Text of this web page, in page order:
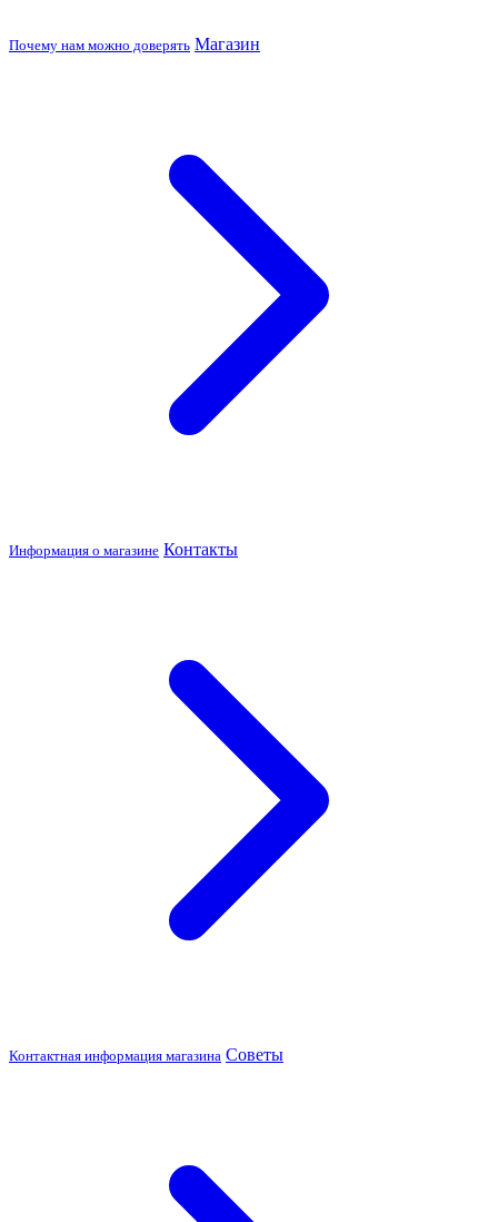
Почему нам можно доверять Магазин
Информация о магазине Контакты
Контактная информация магазина Советы